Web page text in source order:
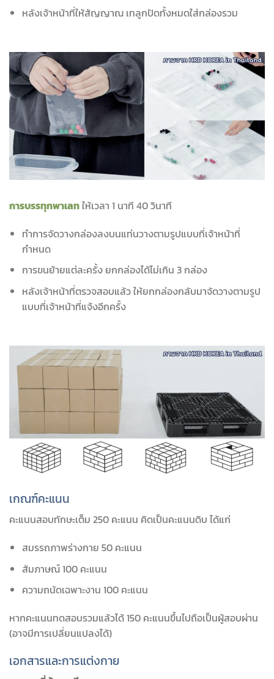
หลังเจ้าหน้าที่ให้สัญญาณ เทลูกปัดทั้งหมดใส่กล่องรวม
การบรรทุกพาเลทให้เวลา 1 นาที 40 วินาที
ทำการจัดวางกล่องลงบนแท่นวางตามรูปแบบที่เจ้าหน้าที่
กำหนด
การขนย้ายแต่ละครั้ง ยกกล่องได้ไม่เกิน 3 กล่อง
หลังเจ้าหน้าที่ตรวจสอบแล้ว ให้ยกกล่องกลับมาจัดวางตามรูป
แบบที่เจ้าหน้าที่แจ้งอีกครั้ง
เกณฑ์คะแนน
คะแนนสอบทักษะเต็ม 250 คะแนน คิดเป็นคะแนนดิบ ได้แก่
สมรรถภาพร่างกาย 50 คะแนน
สัมภาษณ์ 100 คะแนน
ความถนัดเฉพาะงาน 100 คะแนน
หากคะแนนทดสอบรวมแล้วได้ 150 คะแนนขึ้นไปถือเป็นผู้สอบผ่าน
(อาจมีการเปลี่ยนแปลงได้)
เอกสารและการแต่งกาย